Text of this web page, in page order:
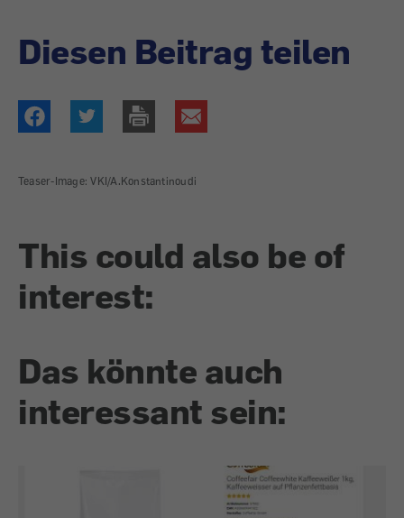
Diesen Beitrag teilen
Teaser-Image: VKI/A.Konstantinoudi
This could also be of
interest:
Das könnte auch
interessant sein: